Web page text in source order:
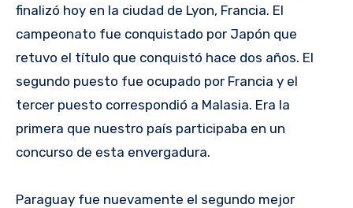
finalizó hoy en la ciudad de Lyon, Francia. El
campeonato fue conquistado por Japón que
retuvo el título que conquistó hace dos años. El
segundo puesto fue ocupado por Francia y el
tercer puesto correspondió a Malasia. Era la
primera que nuestro país participaba en un
concurso de esta envergadura.
Paraguay fue nuevamente el segundo mejor